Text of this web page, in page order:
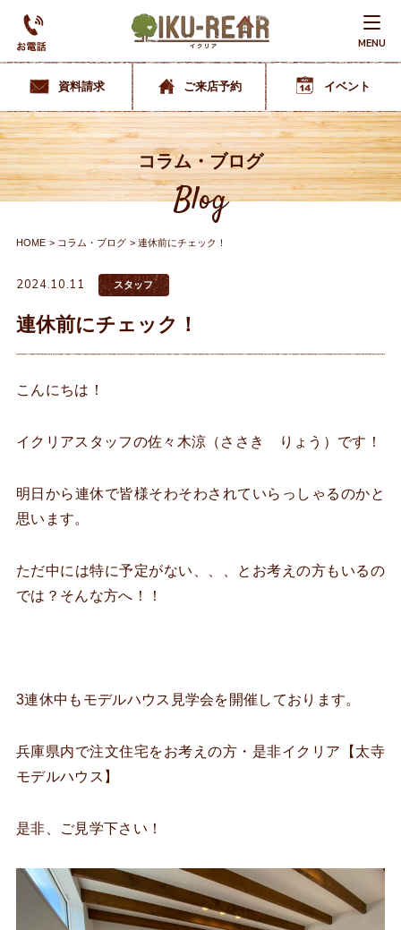
MENU
資料請求 ご来店予約 イベント
コラム・ブログ
Blog
HOME コラム・ブログ 連休前にチェック！
2024.10.11 スタッフ
連休前にチェック！
こんにちは！
イクリアスタッフの佐々木涼（ささき りょう）です！
明日から連休で皆様そわそわされていらっしゃるのかと
思います。
ただ中には特に予定がない、、、とお考えの方もいるの
では？そんな方へ！！
3連休中もモデルハウス見学会を開催しております。
兵庫県内で注文住宅をお考えの方・是非イクリア【太寺
モデルハウス】
是非、ご見学下さい！